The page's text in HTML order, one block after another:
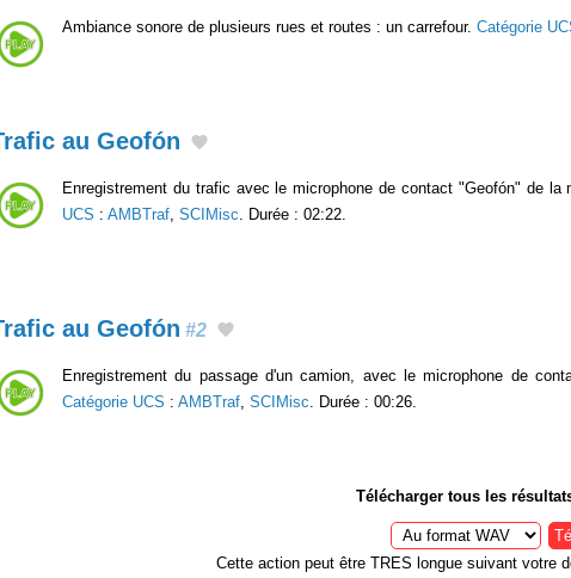
Ambiance sonore de plusieurs rues et routes : un carrefour. Catégorie
au Geofón
Enregistrement du trafic avec le microphone de contact "Geofón" de
UCS : AMBTraf, SCIMisc. Durée : 02:22.
au Geofón #2
Enregistrement du passage d'un camion, avec le microphone de
Catégorie UCS : AMBTraf, SCIMisc. Durée : 00:26.
Télécharger tous les
Télécharger
Cette action peut être TRES longue suivant votre